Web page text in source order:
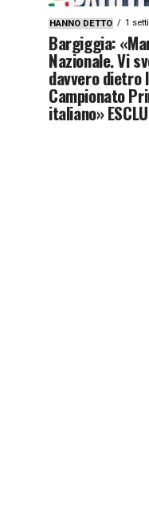
HANNO DETTO 1
Bargiggia:
Nazionale. Vi
davvero dietro
Campionato
italiano»